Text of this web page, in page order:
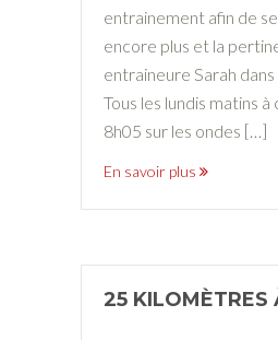
entrainement afin de
encore plus et la
entraineure Sarah dans
Tous les lundis matins
8h05 sur les ondes […]
En savoir plus
25 KILOMÈTRES